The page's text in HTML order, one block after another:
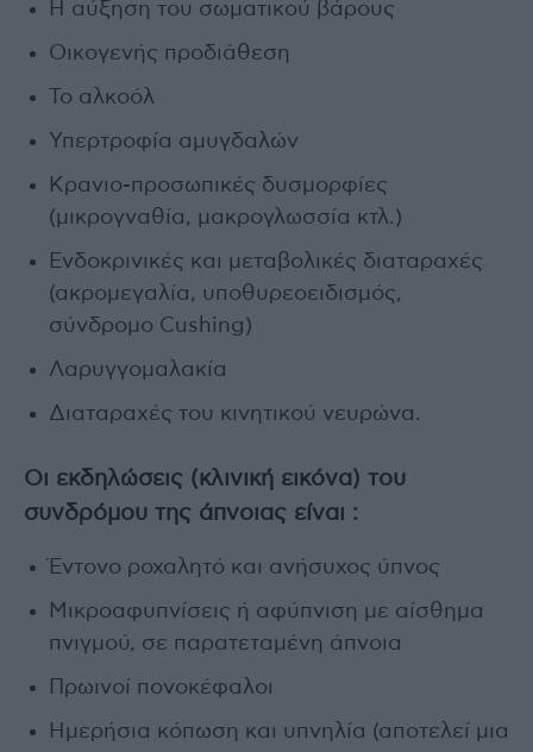
Η αύξηση του σωματικού βάρους
Οικογενής προδιάθεση
Το αλκοόλ
Υπερτροφία αμυγδαλών
Κρανιο-προσωπικές δυσμορφίες
(μικρογναθία, μακρογλωσσία κτλ.)
Ενδοκρινικές και μεταβολικές διαταραχές
(ακρομεγαλία, υποθυρεοειδισμός,
σύνδρομο Cushing)
Λαρυγγομαλακία
Διαταραχές του κινητικού νευρώνα.
Οι εκδηλώσεις (κλινική εικόνα) του
συνδρόμου της άπνοιας είναι :
Έντονο ροχαλητό και ανήσυχος ύπνος
Μικροαφυπνίσεις ή αφύπνιση με αίσθημα
πνιγμού, σε παρατεταμένη άπνοια
Πρωινοί πονοκέφαλοι
Ημερήσια κόπωση και υπνηλία (αποτελεί μια